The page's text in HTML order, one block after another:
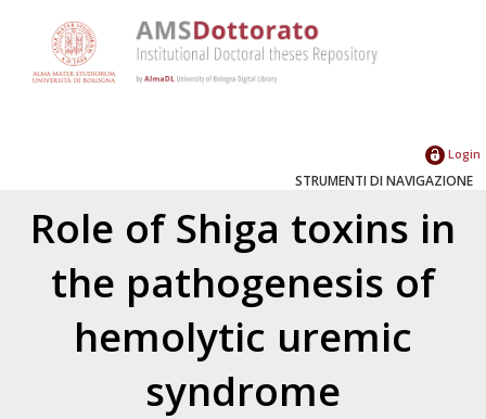
Login
STRUMENTI DI NAVIGAZIONE
Role of Shiga toxins in
the pathogenesis of
hemolytic uremic
syndrome